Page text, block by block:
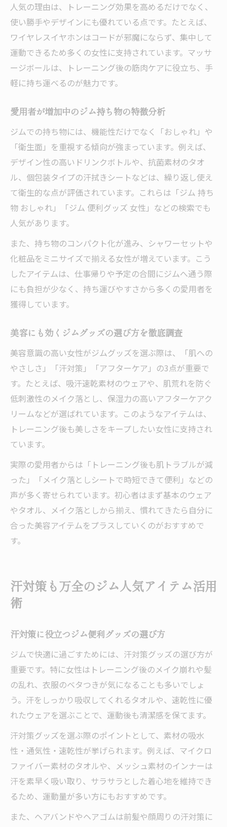
人気の理由は、トレーニング効果を高めるだけでなく、
使い勝手やデザインにも優れている点です。たとえば、
ワイヤレスイヤホンはコードが邪魔にならず、集中して
運動できるため多くの女性に支持されています。マッサ
ージボールは、トレーニング後の筋肉ケアに役立ち、手
軽に持ち運べるのが魅力です。
愛用者が増加中のジム持ち物の特徴分析
ジムでの持ち物には、機能性だけでなく「おしゃれ」や
「衛生面」を重視する傾向が強まっています。例えば、
デザイン性の高いドリンクボトルや、抗菌素材のタオ
ル、個包装タイプの汗拭きシートなどは、繰り返し使え
て衛生的な点が評価されています。これらは「ジム 持ち
物 おしゃれ」「ジム 便利グッズ 女性」などの検索でも
人気があります。
また、持ち物のコンパクト化が進み、シャワーセットや
化粧品をミニサイズで揃える女性が増えています。こう
したアイテムは、仕事帰りや予定の合間にジムへ通う際
にも負担が少なく、持ち運びやすさから多くの愛用者を
獲得しています。
美容にも効くジムグッズの選び方を徹底調査
美容意識の高い女性がジムグッズを選ぶ際は、「肌への
やさしさ」「汗対策」「アフターケア」の3点が重要で
す。たとえば、吸汗速乾素材のウェアや、肌荒れを防ぐ
低刺激性のメイク落とし、保湿力の高いアフターケアク
リームなどが選ばれています。このようなアイテムは、
トレーニング後も美しさをキープしたい女性に支持され
ています。
実際の愛用者からは「トレーニング後も肌トラブルが減
った」「メイク落としシートで時短できて便利」などの
声が多く寄せられています。初心者はまず基本のウェア
やタオル、メイク落としから揃え、慣れてきたら自分に
合った美容アイテムをプラスしていくのがおすすめで
す。
汗対策も万全のジム人気アイテム活用
術
汗対策に役立つジム便利グッズの選び方
ジムで快適に過ごすためには、汗対策グッズの選び方が
重要です。特に女性はトレーニング後のメイク崩れや髪
の乱れ、衣服のベタつきが気になることも多いでしょ
う。汗をしっかり吸収してくれるタオルや、速乾性に優
れたウェアを選ぶことで、運動後も清潔感を保てます。
汗対策グッズを選ぶ際のポイントとして、素材の吸水
性・通気性・速乾性が挙げられます。例えば、マイクロ
ファイバー素材のタオルや、メッシュ素材のインナーは
汗を素早く吸い取り、サラサラとした着心地を維持でき
るため、運動量が多い方にもおすすめです。
また、ヘアバンドやヘアゴムは前髪や顔周りの汗対策に